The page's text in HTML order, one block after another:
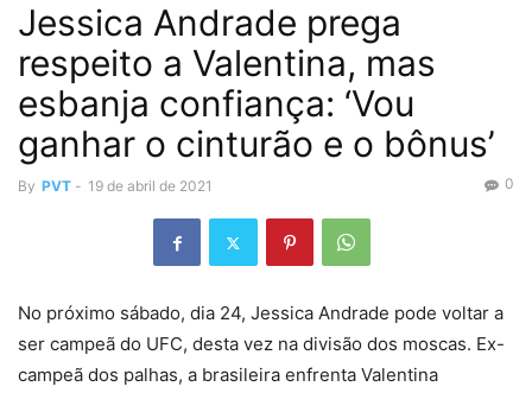
Jessica Andrade prega
respeito a Valentina, mas
esbanja confiança: ‘Vou
ganhar o cinturão e o bônus’
By PVT - 19 de abril de 2021 0
No próximo sábado, dia 24, Jessica Andrade pode voltar a
ser campeã do UFC, desta vez na divisão dos moscas. Ex-
campeã dos palhas, a brasileira enfrenta Valentina